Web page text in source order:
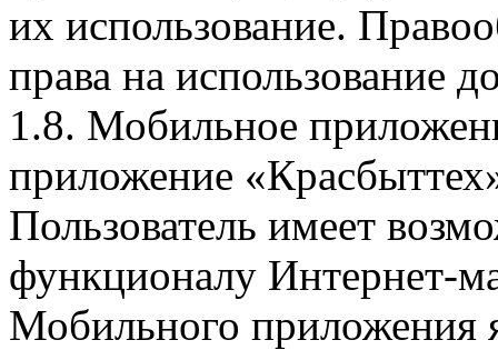
их использование.
права на использование
1.8. Мобильное
приложение
Пользователь имеет
функционалу Интернет-
Мобильного приложения